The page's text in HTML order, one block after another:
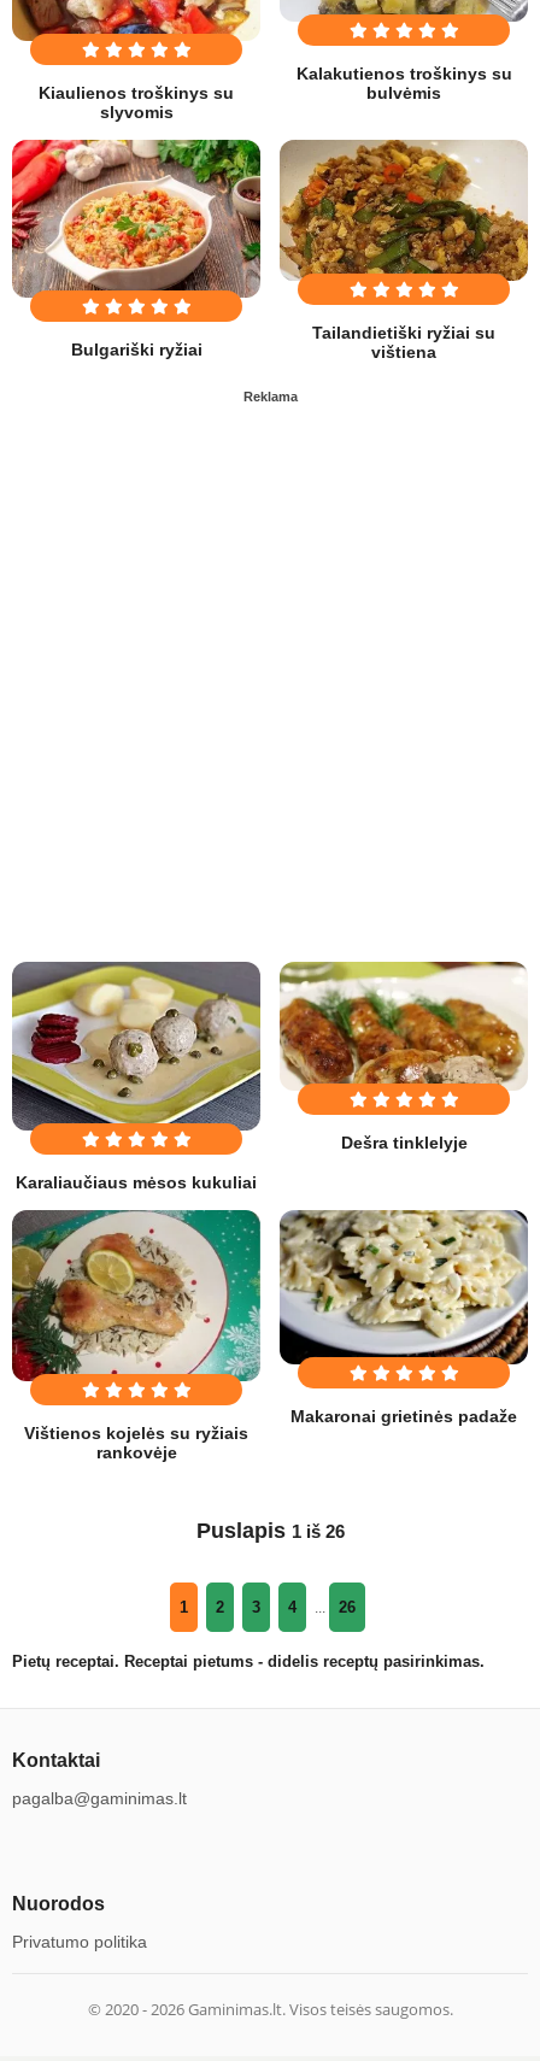
Kiaulienos troškinys su
slyvomis
Kalakutienos troškinys su
bulvėmis
Bulgariški ryžiai
Tailandietiški ryžiai su
vištiena
Reklama
Karaliaučiaus mėsos kukuliai
Dešra tinklelyje
Vištienos kojelės su ryžiais
rankovėje
Makaronai grietinės padaže
Puslapis 1 iš 26
1 2 3 4 26
Pietų receptai. Receptai pietums - didelis receptų pasirinkimas.
Kontaktai
pagalba@gaminimas.lt
Nuorodos
Privatumo politika
© 2020 -2026Gaminimas.lt. Visos teisės saugomos.